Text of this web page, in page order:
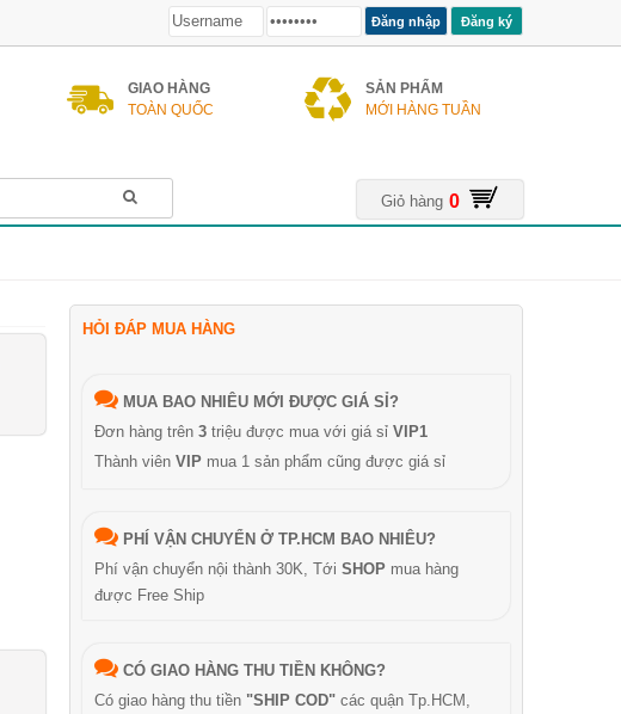
Đăng ký
GIAO HÀNG
TOÀN QUỐC
SẢN PHẨM
MỚI HÀNG TUẦN
Giỏ hàng 0
HỎI ĐÁP MUA HÀNG
MUA BAO NHIÊU MỚI ĐƯỢC GIÁ SỈ?
Đơn hàng trên 3 triệu được mua với giá sỉ VIP1
Thành viên VIP mua 1 sản phẩm cũng được giá sỉ
PHÍ VẬN CHUYỂN Ở TP.HCM BAO NHIÊU?
Phí vận chuyển nội thành 30K, Tới SHOP mua hàng
được Free Ship
CÓ GIAO HÀNG THU TIỀN KHÔNG?
Có giao hàng thu tiền "SHIP COD" các quận Tp.HCM,